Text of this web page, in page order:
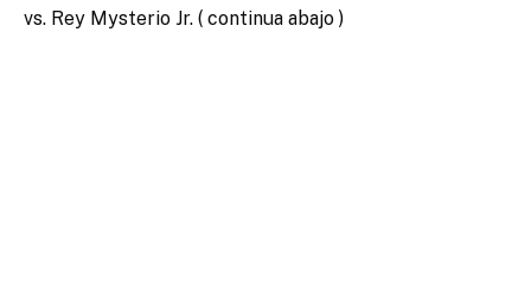
vs. Rey Mysterio Jr. ( continua abajo )